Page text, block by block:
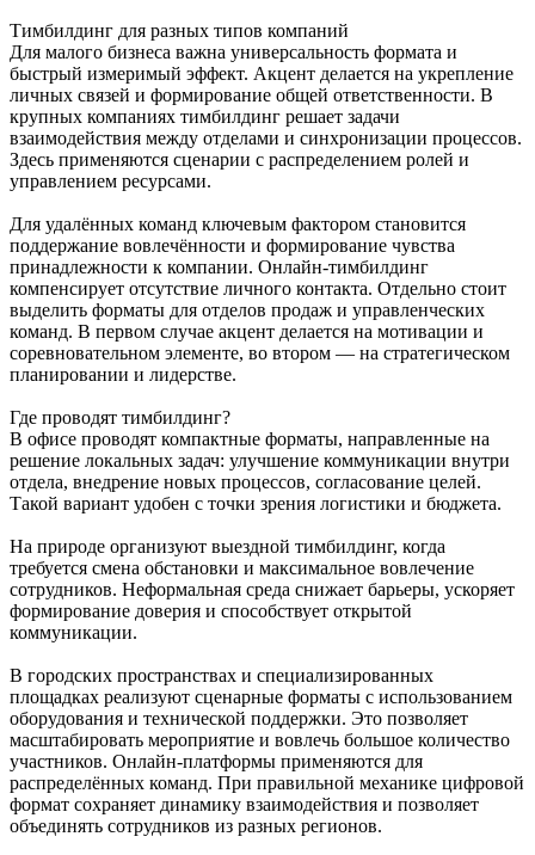
Тимбилдинг для разных типов компаний
Для малого бизнеса важна универсальность формата и
быстрый измеримый эффект. Акцент делается на укрепление
личных связей и формирование общей ответственности. В
крупных компаниях тимбилдинг решает задачи
взаимодействия между отделами и синхронизации процессов.
Здесь применяются сценарии с распределением ролей и
управлением ресурсами.
Для удалённых команд ключевым фактором становится
поддержание вовлечённости и формирование чувства
принадлежности к компании. Онлайн-тимбилдинг
компенсирует отсутствие личного контакта. Отдельно стоит
выделить форматы для отделов продаж и управленческих
команд. В первом случае акцент делается на мотивации и
соревновательном элементе, во втором — на стратегическом
планировании и лидерстве.
Где проводят тимбилдинг?
В офисе проводят компактные форматы, направленные на
решение локальных задач: улучшение коммуникации внутри
отдела, внедрение новых процессов, согласование целей.
Такой вариант удобен с точки зрения логистики и бюджета.
На природе организуют выездной тимбилдинг, когда
требуется смена обстановки и максимальное вовлечение
сотрудников. Неформальная среда снижает барьеры, ускоряет
формирование доверия и способствует открытой
коммуникации.
В городских пространствах и специализированных
площадках реализуют сценарные форматы с использованием
оборудования и технической поддержки. Это позволяет
масштабировать мероприятие и вовлечь большое количество
участников. Онлайн-платформы применяются для
распределённых команд. При правильной механике цифровой
формат сохраняет динамику взаимодействия и позволяет
объединять сотрудников из разных регионов.